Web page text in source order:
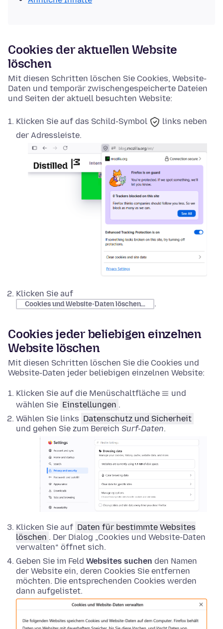
Cookies der aktuellen Website
löschen
Mit diesen Schritten löschen Sie Cookies, Website-
Daten und temporär zwischengespeicherte Dateien
und Seiten der aktuell besuchten Website:
Klicken Sie auf das Schild-Symbol
links neben
der Adressleiste.
Klicken Sie auf
Cookies und Website-Daten löschen… .
Cookies jeder beliebigen einzelnen
Website löschen
Mit diesen Schritten löschen Sie die Cookies und
Website-Daten jeder beliebigen einzelnen Website:
Klicken Sie auf die Menüschaltfläche
und
wählen Sie Einstellungen .
Wählen Sie links Datenschutz und Sicherheit
und gehen Sie zum Bereich Surf-Daten.
Klicken Sie auf Daten für bestimmte Websites
löschen . Der Dialog „Cookies und Website-Daten
verwalten“ öffnet sich.
Geben Sie im Feld Websites suchen den Namen
der Website ein, deren Cookies Sie entfernen
möchten. Die entsprechenden Cookies werden
dann aufgelistet.